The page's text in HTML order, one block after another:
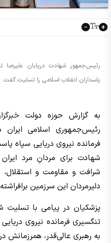
رئیس‌جمهور شهادت دریابان علیرضا
پاسداران انقلاب اسلامی را تسلیت گفت.
به گزارش حوزه دولت
رئیس‌جمهوری اسلامی
فرمانده نیروی دریایی سپاه
شهادت برای مردانِ مرد
شرافت و مقاومت و
دلیرمردان این سرزمین
‌پزشکیان در پیامی با تسلیت
تنگسیری فرمانده نیروی
به رهبری عالی‌قدر،